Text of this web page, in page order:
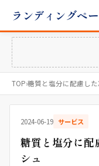
ランディングペ
TOP›糖質と塩分に配慮し
2024-06-19 サービス
糖質と塩分に配
シュ